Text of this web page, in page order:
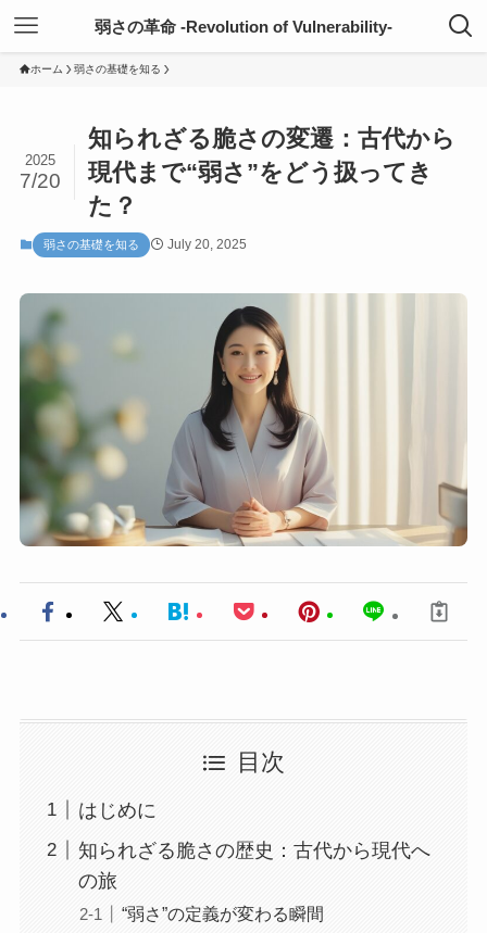
弱さの革命 -Revolution of Vulnerability-
ホーム 弱さの基礎を知る
知られざる脆さの変遷：古代から
現代まで“弱さ”をどう扱ってき
た？
2025
7/20
弱さの基礎を知る July 20, 2025
目次
はじめに
知られざる脆さの歴史：古代から現代へ
の旅
“弱さ”の定義が変わる瞬間